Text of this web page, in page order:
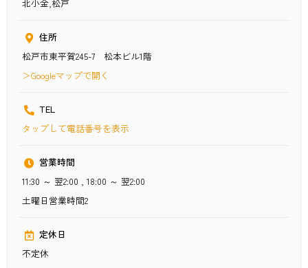
北小金,松戸
住所
松戸市東平賀245-7 松本ビル1階
＞Googleマップで開く
TEL
タップ して電話番号を表示
営業時間
11:30 ～ 翌2:00 , 18:00 ～ 翌2:00
土曜日営業時間2
定休日
不定休